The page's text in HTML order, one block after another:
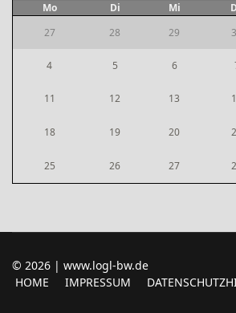
Mo Di Mi
27
28 29
4 5 6
11 12 13
18 19 20
25 26 27
© 2026 | www.logl-bw.de
HOME
IMPRESSUM